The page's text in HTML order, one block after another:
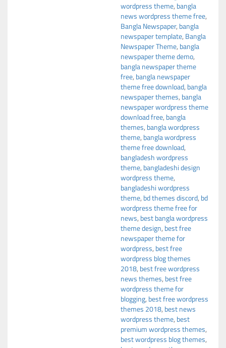
wordpress theme, bangla
news wordpress theme free,
Bangla Newspaper, bangla
newspaper template, Bangla
Newspaper Theme, bangla
newspaper theme demo,
bangla newspaper theme
free, bangla newspaper
theme free download, bangla
newspaper themes, bangla
newspaper wordpress theme
download free, bangla
themes, bangla wordpress
theme, bangla wordpress
theme free download,
bangladesh wordpress
theme, bangladeshi design
wordpress theme,
bangladeshi wordpress
theme, bd themes discord, bd
wordpress theme free for
news, best bangla wordpress
theme design, best free
newspaper theme for
wordpress, best free
wordpress blog themes
2018, best free wordpress
news themes, best free
wordpress theme for
blogging, best free wordpress
themes 2018, best news
wordpress theme, best
premium wordpress themes,
best wordpress blog themes,